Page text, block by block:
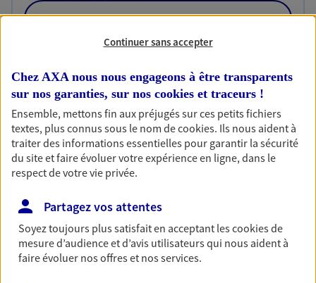
OBTENIR UN TARIF EN LIGNE
Habitation
Votre logement est unique, comme vous. Le
contrat Ma Maison assure votre sérénité en
protégeant ce qui vous tient à coeur.
Découvrir l'offre Habitation
OBTENIR UN TARIF EN LIGNE
Garantie Accidents de la Vie
Bricoleuse, féru de jardinage, pâtissier en herbe
Continuer sans accepter
Chez AXA nous nous engageons à être transparents
sur nos garanties, sur nos cookies et traceurs !
Ensemble, mettons fin aux préjugés sur ces petits fichiers
textes, plus connus sous le nom decookies. Ils nous aident à
traiter des informations essentielles pour garantir la sécurité
du site et faire évoluer votre expérience en ligne, dans le
respect de votre vie privée.
Partagez vos attentes
Soyez toujours plus satisfait en acceptant lescookiesde
mesure d’audience et d’avis utilisateurs qui nous aident à
faire évoluer nos offres et nos services.